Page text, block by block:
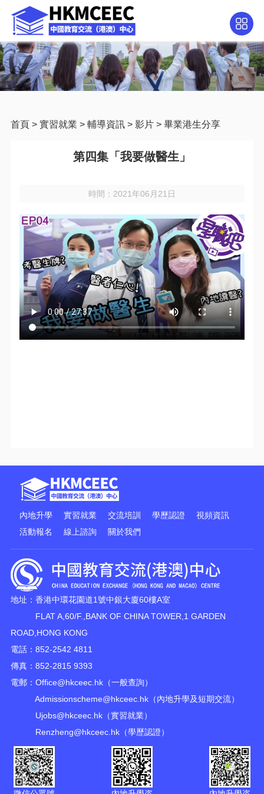
首頁> 實習就業 > 輔導資訊> 影片> 畢業港生分享
第四集「我要做醫生」
時間：2021年06月21日
內地升學 實習就業 交流培訓 學歷認證
視頻資訊
活動報名
線上諮詢 關於我們
地址：香港中環花園道1號中銀大廈60樓A室
FLAT A,60/F.,BANK OF CHINA TOWER,1 GARDEN
ROAD,HONG KONG
電話：852-2542 4811
傳真：852-2815 9393
電郵： Office@hkceec.hk（一般查詢）
Admissionscheme@hkceec.hk（內地升學及短期交流）
Ujobs@hkceec.hk（實習就業）
Renzheng@hkceec.hk（學歷認證）